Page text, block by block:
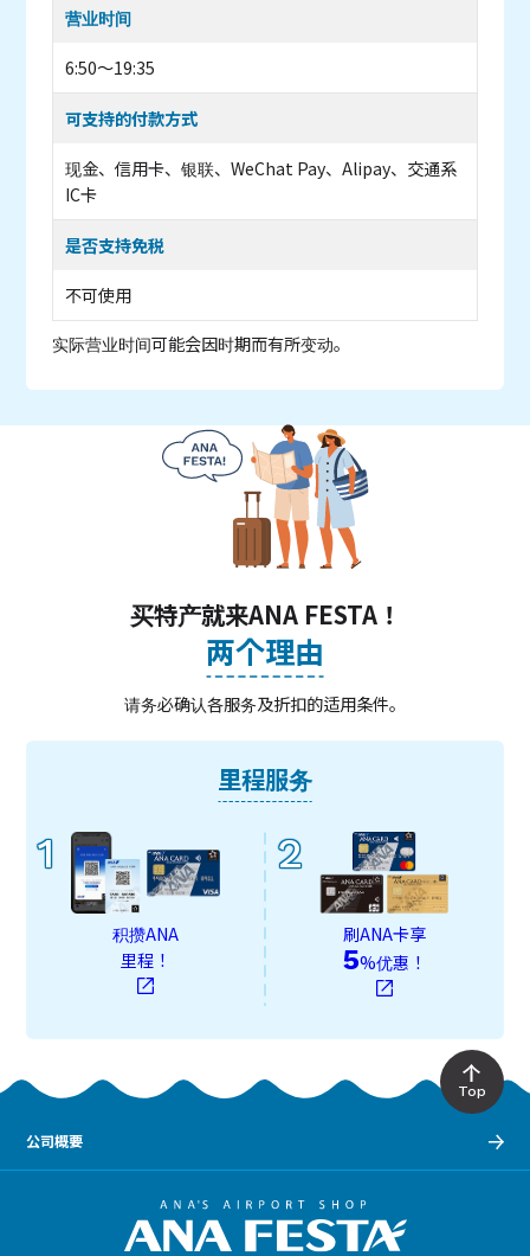
营业时间
6:50～19:35
可支持的付款方式
现金、信用卡、银联、WeChat Pay、Alipay、交通系
IC卡
是否支持免税
不可使用
实际营业时间可能会因时期而有所变动。
买特产就来ANA FESTA！
两个理由
请务必确认各服务及折扣的适用条件。
里程服务
1
积攒ANA
里程！
2
刷ANA卡享
5%优惠！
Top
公司概要